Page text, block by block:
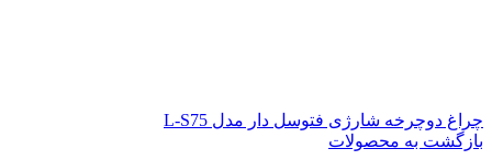
چراغ دوچرخه شارژی فتوسل دار مدل L-S75
بازگشت به محصولات